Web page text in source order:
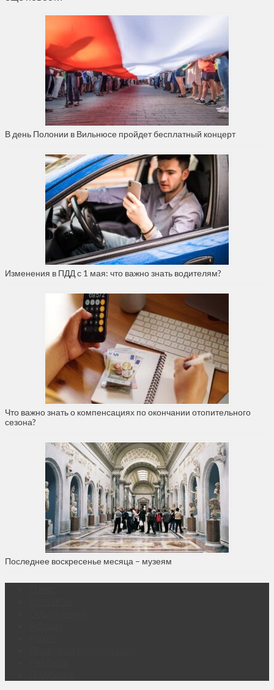
В день Полонии в Вильнюсе пройдет бесплатный концерт
Изменения в ПДД с 1 мая: что важно знать водителям?
Что важно знать о компенсациях по окончании отопительного
сезона?
Последнее воскресенье месяца – музеям